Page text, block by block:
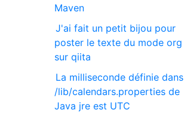
Maven
J'ai fait un petit bijou pour
poster le texte du mode org
sur qiita
La milliseconde définie dans
/lib/calendars.properties de
Java jre est UTC